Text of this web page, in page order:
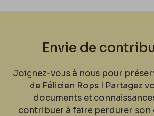
Envie de
Joignez-vous à nous pour
de Félicien Rops ! Partagez
documents et
contribuer à faire perdurer